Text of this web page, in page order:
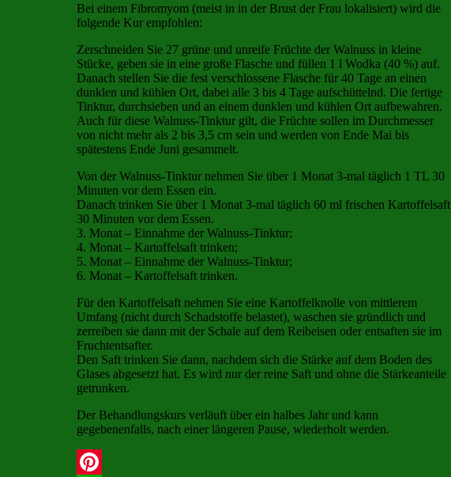
Bei einem Fibromyom (meist in in der Brust der Frau lokalisiert) wird die
folgende Kur empfohlen:
Zerschneiden Sie 27 grüne und unreife Früchte der Walnuss in kleine
Stücke, geben sie in eine große Flasche und füllen 1 l Wodka (40 %) auf.
Danach stellen Sie die fest verschlossene Flasche für 40 Tage an einen
dunklen und kühlen Ort, dabei alle 3 bis 4 Tage aufschüttelnd. Die fertige
Tinktur, durchsieben und an einem dunklen und kühlen Ort aufbewahren.
Auch für diese Walnuss-Tinktur gilt, die Früchte sollen im Durchmesser
von nicht mehr als 2 bis 3,5 cm sein und werden von Ende Mai bis
spätestens Ende Juni gesammelt.
Von der Walnuss-Tinktur nehmen Sie über 1 Monat 3-mal täglich 1 TL 30
Minuten vor dem Essen ein.
Danach trinken Sie über 1 Monat 3-mal täglich 60 ml frischen Kartoffelsaft
30 Minuten vor dem Essen.
3. Monat – Einnahme der Walnuss-Tinktur;
4. Monat – Kartoffelsaft trinken;
5. Monat – Einnahme der Walnuss-Tinktur;
6. Monat – Kartoffelsaft trinken.
Für den Kartoffelsaft nehmen Sie eine Kartoffelknolle von mittlerem
Umfang (nicht durch Schadstoffe belastet), waschen sie gründlich und
zerreiben sie dann mit der Schale auf dem Reibeisen oder entsaften sie im
Fruchtentsafter.
Den Saft trinken Sie dann, nachdem sich die Stärke auf dem Boden des
Glases abgesetzt hat. Es wird nur der reine Saft und ohne die Stärkeanteile
getrunken.
Der Behandlungskurs verläuft über ein halbes Jahr und kann
gegebenenfalls, nach einer längeren Pause, wiederholt werden.